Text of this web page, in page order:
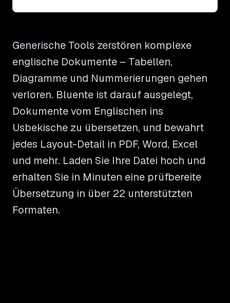
Generische Tools zerstören komplexe
englische Dokumente – Tabellen,
Diagramme und Nummerierungen gehen
verloren. Bluente ist darauf ausgelegt,
Dokumente vom Englischen ins
Usbekische zu übersetzen, und bewahrt
jedes Layout-Detail in PDF, Word, Excel
und mehr. Laden Sie Ihre Datei hoch und
erhalten Sie in Minuten eine prüfbereite
Übersetzung in über 22 unterstützten
Formaten.